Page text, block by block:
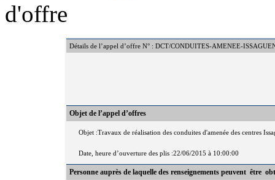
d'offre
Détails de l’appel d’offre N° : DCT/CONDUITES-AMENEE-
Objet de l’appel d’offres
Objet :Travaux de réalisation des conduites d'amenée des centres
Date, heure d’ouverture des plis :22/06/2015 à 10:00:00
Personne auprès de laquelle des renseignements peuvent être